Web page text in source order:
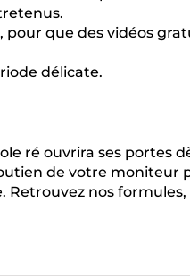
que des vidéos
délicate.
ré ouvrira ses portes
de votre moniteur
Retrouvez nos formules,